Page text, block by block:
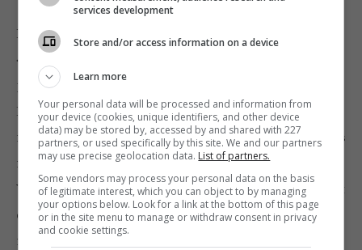
Канал на прошлой неделе запустил повтор сериала
«Путешествие к центру души»
рассказывающий о судьбах двух девушек – Риты и
Веры, ставших близкими подругами в переломный
исторический момент распада СССР. Первая серия в
понедельник принесла каналу12,1%доли по всей
Украине. Уже со вторника вовлеченность аудитории
стала падать(11,3%). В четверг показатели вышли
на новую планку –
services development
Store and/or access information on a device
Learn more
Your personal data will be processed and information from
your device (cookies, unique identifiers, and other device
data) may be stored by, accessed by and shared with 227
partners, or used specifically by this site. We and our partners
may use precise geolocation data. List of partners.
Some vendors may process your personal data on the basis
of legitimate interest, which you can object to by managing
your options below. Look for a link at the bottom of this page
or in the site menu to manage or withdraw consent in privacy
and cookie settings.